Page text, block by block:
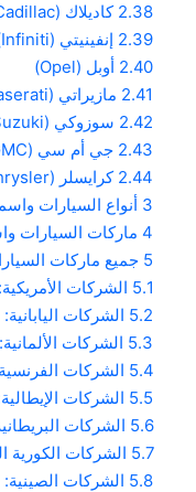
2.38 كاديلاك (Cadillac)
2.39 إنفينيتي (Infiniti)
2.40 أوبل (Opel)
2.41 مازيراتي (Maserati)
2.42 سوزوكي (Suzuki)
2.43 جي أم سي (GMC)
2.44 كرايسلر (Chrysler)
3 أنواع السيارات
4 ماركات السيارات
5 جميع ماركات
5.1 الشركات الأمريكية:
5.2 الشركات اليابانية:
5.3 الشركات الألمانية:
5.4 الشركات
5.5 الشركات
5.6 الشركات
5.7 الشركات الكورية
5.8 الشركات الصينية: